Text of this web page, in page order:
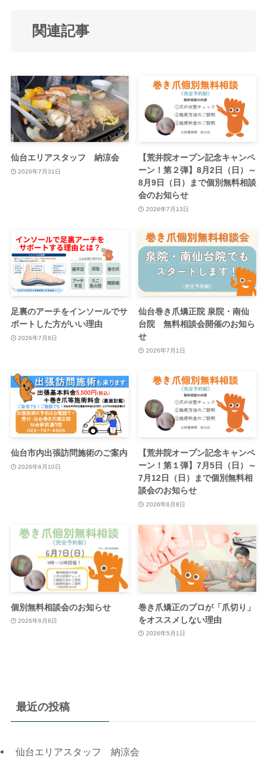
関連記事
仙台エリアスタッフ 納涼会
2026年7月31日
【荒井院オープン記念キャンペ
ーン！第２弾】8月2日（日）～
8月9日（日）まで個別無料相談
会のお知らせ
2026年7月13日
足裏のアーチをインソールでサ
ポートした方がいい理由
2026年7月8日
仙台巻き爪矯正院 泉院・南仙
台院 無料相談会開催のお知ら
せ
2026年7月1日
仙台市内出張訪問施術のご案内
2026年6月10日
【荒井院オープン記念キャンペ
ーン！第１弾】7月5日（日）～
7月12日（日）まで個別無料相
談会のお知らせ
2026年6月8日
個別無料相談会のお知らせ
2026年6月8日
巻き爪矯正のプロが「爪切り」
をオススメしない理由
2026年5月1日
最近の投稿
仙台エリアスタッフ 納涼会